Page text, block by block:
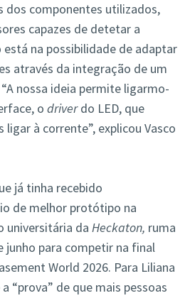
dos componentes utilizados,
capazes de detetar a
está na possibilidade de adaptar
através da integração de um
nossa ideia permite ligarmo-
o driverdo LED, que
à corrente”, explicou Vasco
já tinha recebido
de melhor protótipo na
universitária da Heckaton, ruma
junho para competir na final
World 2026. Para Liliana
“prova” de que mais pessoas